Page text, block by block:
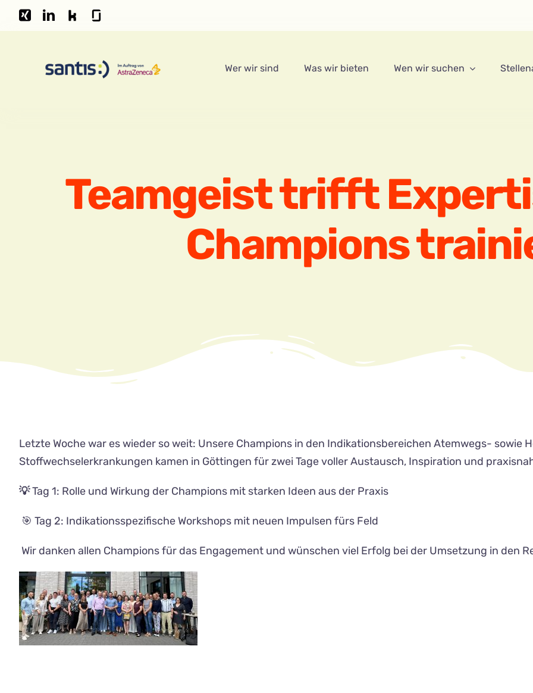
Zum
Wer wir sind Was wir bieten Wen wir suchen
Teamgeist trifft
Champions
Letzte Woche war es wieder so weit: Unsere Champions in den Indikationsbereichen Atemwegs- sowie
Stoffwechselerkrankungen kamen in Göttingen für zwei Tage voller Austausch, Inspiration und
💡Tag 1: Rolle und Wirkung der Champions mit starken Ideen aus der Praxis
🎯 Tag 2: Indikationsspezifische Workshops mit neuen Impulsen fürs Feld
Wir danken allen Champions für das Engagement und wünschen viel Erfolg bei der Umsetzung in den